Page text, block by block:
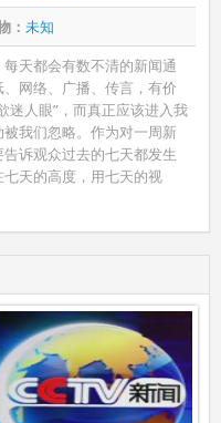
： 未知
天都会有数不清的新闻通
网络、广播、传言，有价
迷人眼”，而真正应该进入我
我们忽略。作为对一周新
诉观众过去的七天都发生
天的高度，用七天的视